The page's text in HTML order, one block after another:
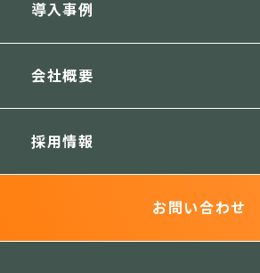
導入事例
会社概要
採用情報
お問い合わせ